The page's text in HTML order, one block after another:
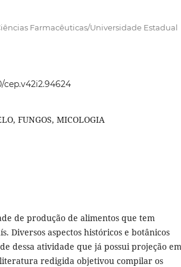
Farmacêuticas/Universidade Estadual
cep.v42i2.94624
FUNGOS, MICOLOGIA
de produção de alimentos que tem
Diversos aspectos históricos e botânicos
dessa atividade que já possui projeção em
redigida objetivou compilar os